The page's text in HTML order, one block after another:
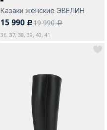
Казаки женские ЭВЕЛИН
15 990 c19 990a
36, 37, 38, 39, 40, 41